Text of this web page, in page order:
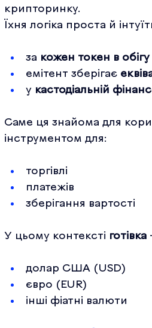
крипторинку.
Їхня логіка проста й
за кожен токен в обігу
емітент зберігає
у кастодіальній
Саме ця знайома для
інструментом для:
торгівлі
платежів
зберігання вартості
У цьому контексті готівка
долар США (USD)
євро (EUR)
інші фіатні валюти